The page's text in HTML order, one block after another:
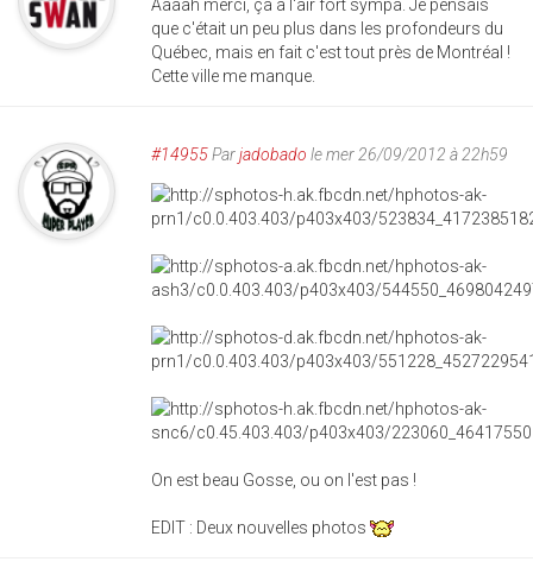
Aaaah merci, ça a l'air fort sympa. Je pensais
que c'était un peu plus dans les profondeurs du
Québec, mais en fait c'est tout près de Montréal !
Cette ville me manque.
#14955Parjadobado le mer 26/09/2012 à 22h59
On est beau Gosse, ou on l'est pas !
EDIT : Deux nouvelles photos